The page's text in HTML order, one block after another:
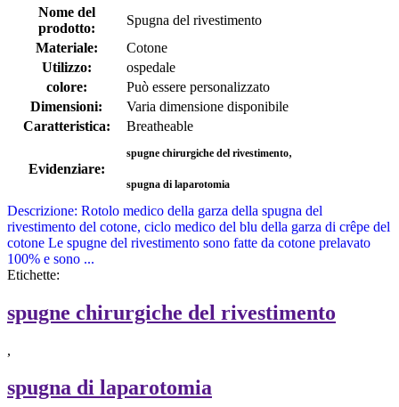
Nome del
prodotto:
Spugna del rivestimento
Materiale:
Cotone
Utilizzo:
ospedale
colore:
Può essere personalizzato
Dimensioni:
Varia dimensione disponibile
Caratteristica:
Breatheable
Evidenziare:
spugne chirurgiche del rivestimento,
spugna di laparotomia
Descrizione: Rotolo medico della garza della spugna del
rivestimento del cotone, ciclo medico del blu della garza di crêpe del
cotone Le spugne del rivestimento sono fatte da cotone prelavato
100% e sono ...
Etichette:
spugne chirurgiche del rivestimento
,
spugna di laparotomia